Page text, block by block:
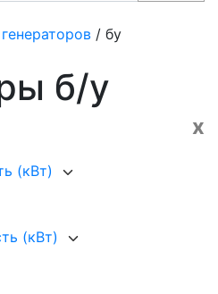
/ бу
б/у
x
(кВт)
(кВт)